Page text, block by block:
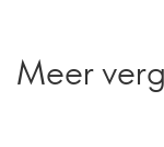
Meer